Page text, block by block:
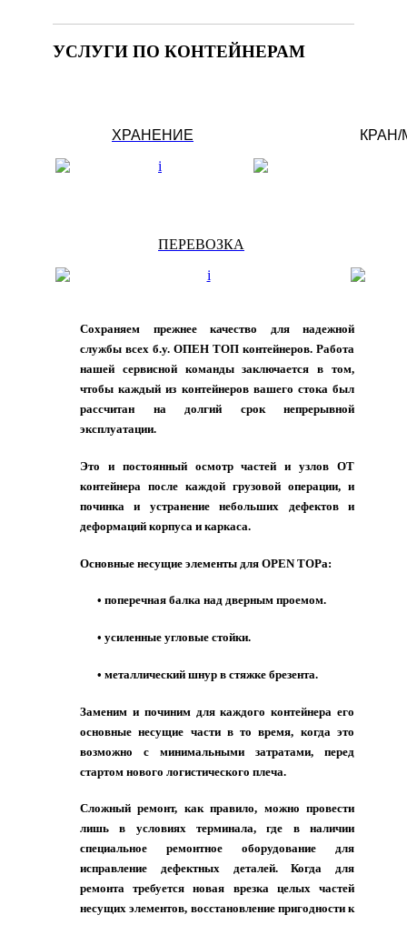
УСЛУГИ ПО КОНТЕЙНЕРАМ
ХРАНЕНИЕ
ПЕРЕВОЗКА
Сохраняем прежнее качество для надежной
службы всех б.у. ОПЕН ТОП контейнеров. Работа
нашей сервисной команды заключается в том,
чтобы каждый из контейнеров вашего стока был
рассчитан на долгий срок непрерывной
эксплуатации.
Это и постоянный осмотр частей и узлов OT
контейнера после каждой грузовой операции, и
починка и устранение небольших дефектов и
деформаций корпуса и каркаса.
Основные несущие элементы для OPEN TOPа:
• поперечная балка над дверным проемом.
• усиленные угловые стойки.
• металлический шнур в стяжке брезента.
Заменим и починим для каждого контейнера его
основные несущие части в то время, когда это
возможно с минимальными затратами, перед
стартом нового логистического плеча.
Сложный ремонт, как правило, можно провести
лишь в условиях терминала, где в наличии
специальное ремонтное оборудование для
исправление дефектных деталей. Когда для
ремонта требуется новая врезка целых частей
несущих элементов, восстановление пригодности к